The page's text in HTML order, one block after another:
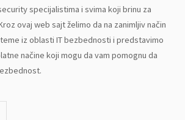
specijalistima i svima koji brinu za
ovaj web sajt želimo da na zanimljiv način
iz oblasti IT bezbednosti i predstavimo
načine koji mogu da vam pomognu da